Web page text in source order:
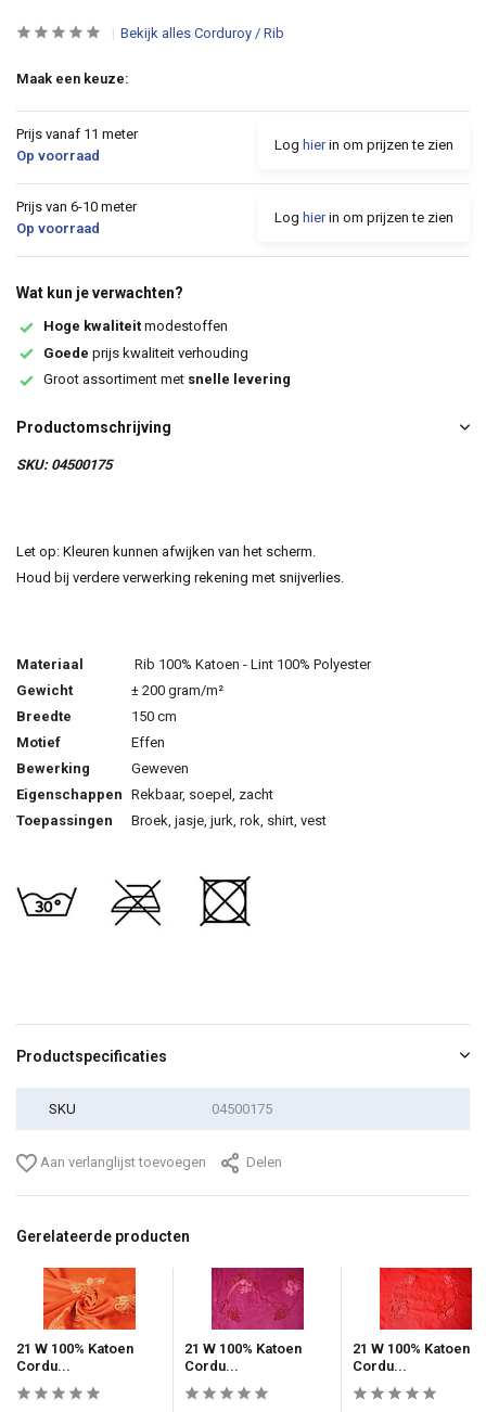
Bekijk alles Corduroy / Rib
Maak een keuze:
Prijs vanaf 11 meter
Op voorraad
Log hierin om prijzen te zien
Prijs van 6-10 meter
Op voorraad
Log hierin om prijzen te zien
Wat kun je verwachten?
Hoge kwaliteit modestoffen
Goede prijs kwaliteit verhouding
Groot assortiment met snelle levering
Productomschrijving
SKU: 04500175
Let op: Kleuren kunnen afwijken van het scherm.
Houd bij verdere verwerking rekening met snijverlies.
Materiaal
Rib 100% Katoen - Lint 100% Polyester
Gewicht
± 200 gram/m²
Breedte
150 cm
Motief
Effen
Bewerking
Geweven
Eigenschappen Rekbaar, soepel, zacht
Toepassingen
Broek, jasje, jurk, rok, shirt, vest
Productspecificaties
SKU 04500175
Aan verlanglijst toevoegen Delen
Gerelateerde producten
21 W 100% Katoen
Cordu...
21 W 100% Katoen
Cordu...
21 W 100% Katoen
Cordu...